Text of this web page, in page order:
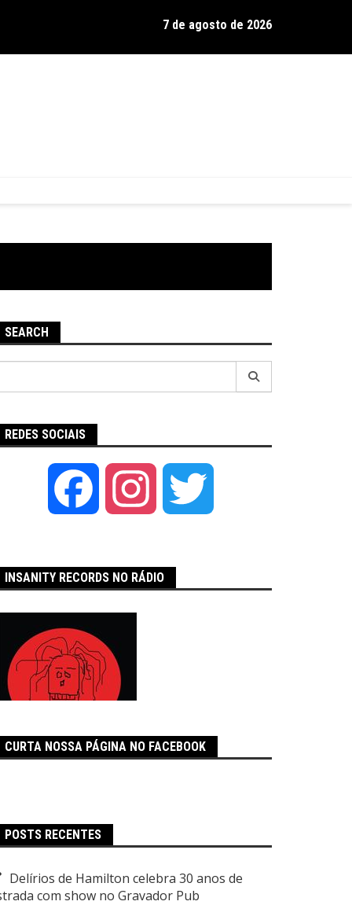
de Hamilton celebra 30 anos de estrada com show no Gravador
7 de agosto de 2026
SEARCH
REDES SOCIAIS
Facebook Instagram
INSANITY RECORDS NO RÁDIO
CURTA NOSSA PÁGINA NO FACEBOOK
POSTS RECENTES
Delírios de Hamilton celebra 30 anos de
com show no Gravador Pub